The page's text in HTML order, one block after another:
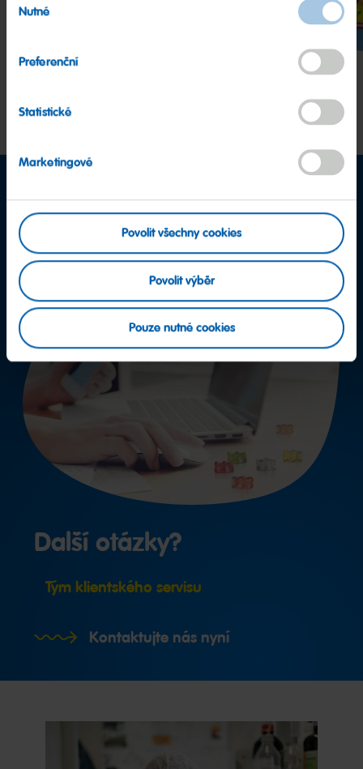
souhlasu
Nutné
Preferenční
Statistické
Marketingové
Povolit všechny cookies
Povolit výběr
Pouze nutné cookies
Další otázky?
Tým klientského servisu
Kontaktujte nás nyní